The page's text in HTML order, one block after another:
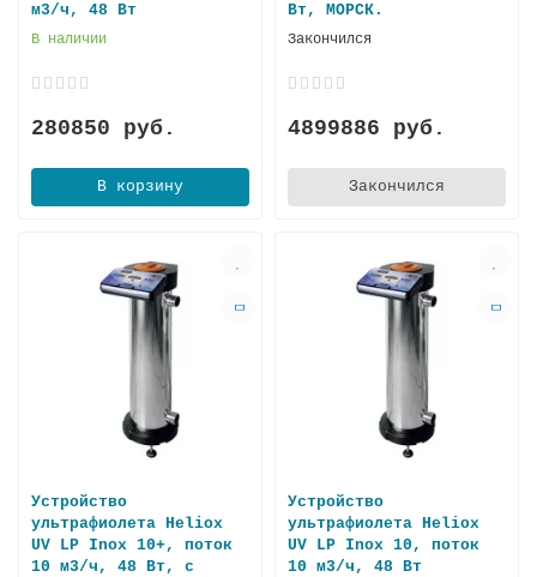
м3/ч, 48 Вт
В наличии
280850 руб.
В корзину
Вт, МОРСК.
Закончился
4899886 руб.
Закончился
Устройство
ультрафиолета Heliox
UV LP Inox 10+, поток
10 м3/ч, 48 Вт, с
Устройство
ультрафиолета Heliox
UV LP Inox 10, поток
10 м3/ч, 48 Вт